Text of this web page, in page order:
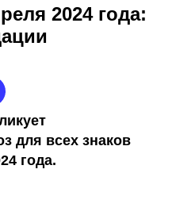
2024 года:
для всех знаков
года.